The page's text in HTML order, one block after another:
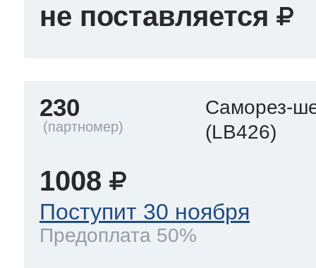
не поставляется
230
Саморез-
(LB426)
1008
Поступит 30 ноября
Предоплата 50%